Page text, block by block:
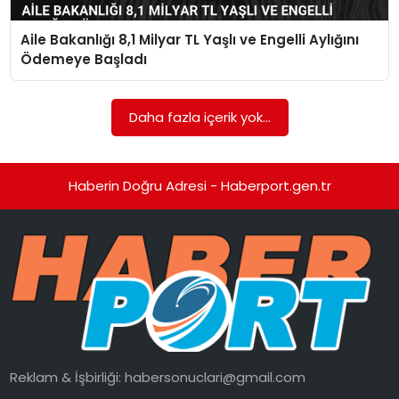
SPOR
TEKNOLOJI
EKONOMI
Aile Bakanlığı 8,1 Milyar TL Yaşlı ve Engelli Aylığını
Ödemeye Başladı
Daha fazla içerik yok...
Haberin Doğru Adresi - Haberport.gen.tr
Reklam & İşbirliği:habersonuclari@gmail.com